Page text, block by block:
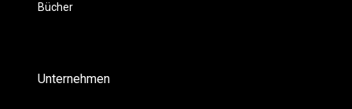
Bücher
Unternehmen